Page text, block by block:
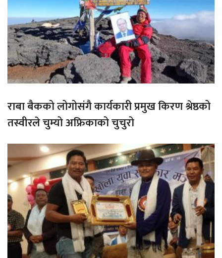
राबा बैकको लोगोसंगै कार्यकारी प्रमुख किरण श्रेष्ठको
तस्वीरले चुम्यो अफ्रिकाको चुचुरो